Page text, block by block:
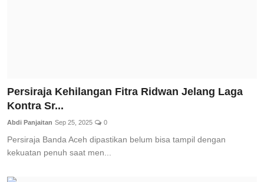
Persiraja Kehilangan Fitra Ridwan Jelang Laga
Kontra Sr...
Abdi Panjaitan Sep 25, 2025 0
Persiraja Banda Aceh dipastikan belum bisa tampil dengan
kekuatan penuh saat men...